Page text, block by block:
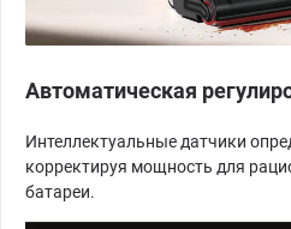
Автоматическая
Интеллектуальные датчики
корректируя мощность для
батареи.